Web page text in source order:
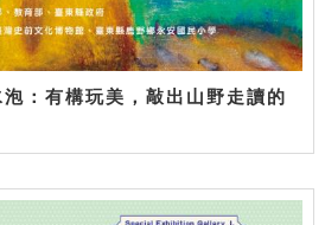
泡：有構玩美，敲出山野走讀的